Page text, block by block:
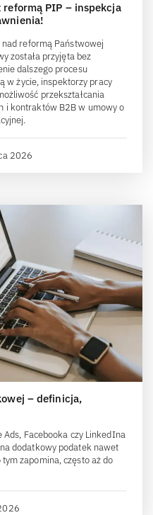
reformą PIP – inspekcja
nad reformą Państwowej
została przyjęta bez
dalszego procesu
w życie, inspektorzy pracy
przekształcania
i kontraktów B2B w umowy o
2026
– definicja,
Ads, Facebooka czy LinkedIna
dodatkowy podatek nawet
zapomina, często aż do